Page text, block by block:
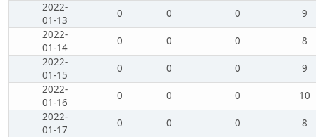
2022-
01-13
0 0 0
9
2022-
01-14
0 0 0
8
2022-
01-15
0 0 0
9
2022-
01-16
0 0 0
10
2022-
01-17
0 0 0
8